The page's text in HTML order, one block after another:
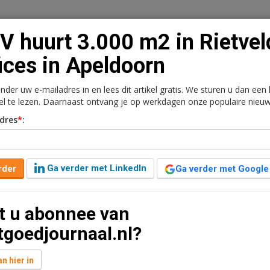
Vacaturebank Contact Abonnementen
Rietveld Offices in
7 jaar geleden aangepast
openen in het kantoorgebouw aan het Rietveld
Equities een huurovereenkomst af voor ruim
huurt 3.000 m2 in
in Apeldoorn
uw e-mailadres in en lees dit artikel gratis. We sturen u dan een
te lezen. Daarnaast ontvang je op werkdagen onze populaire
*:
Ga verder met LinkedIn Ga verder met Google
u abonnee van
hier in